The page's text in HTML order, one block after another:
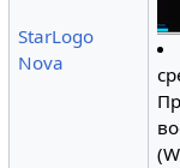
StarLogo
Nova